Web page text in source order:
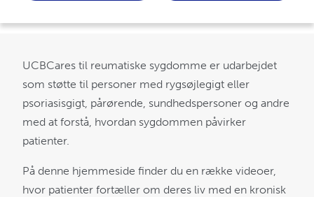
UCBCares til reumatiske sygdomme er udarbejdet
som støtte til personer med rygsøjlegigt eller
psoriasisgigt, pårørende, sundhedspersoner og andre
med at forstå, hvordan sygdommen påvirker
patienter.
På denne hjemmeside finder du en række videoer,
hvor patienter fortæller om deres liv med en kronisk